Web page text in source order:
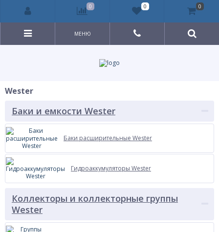
МЕНЮ
Wester
Баки и емкости Wester
Баки расширительные Wester
Гидроаккумуляторы Wester
Коллекторы и коллекторные группы
Wester
0 0 0